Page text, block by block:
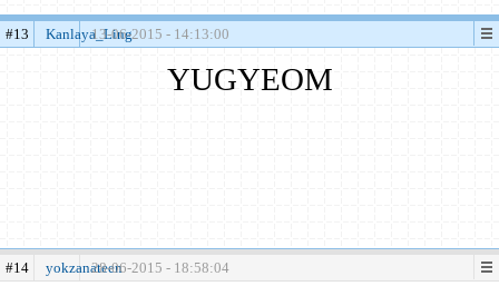
#13 Kanlaya_Ling13-06-2015 - 14:13:00
YUGYEOM
#14 yokzanateen28-06-2015 - 18:58:04